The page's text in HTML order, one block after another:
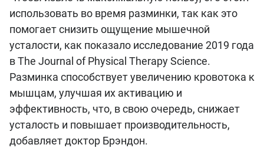
использовать во время разминки, так как это
помогает снизить ощущение мышечной
усталости, как показало исследование 2019 года
в The Journal of Physical Therapy Science.
Разминка способствует увеличению кровотока к
мышцам, улучшая их активацию и
эффективность, что, в свою очередь, снижает
усталость и повышает производительность,
добавляет доктор Брэндон.